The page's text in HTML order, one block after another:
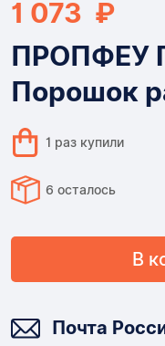
1 073 ₽
ПРОПФЕУ
Порошок
1 раз купили
6 осталось
В
Почта